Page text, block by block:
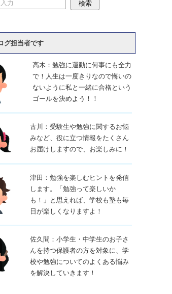
グ担当者です
高木：勉強に運動に何事にも全力
で！人生は一度きりなので悔いの
ないように私と一緒に合格という
ゴールを決めよう！！
古川：受験生や勉強に関するお悩
みなど、役に立つ情報をたくさん
お届けしますので、お楽しみに！
津田：勉強を楽しむヒントを発信
します。「勉強って楽しいか
も！」と思えれば、学校も塾も毎
日が楽しくなりますよ！
佐久間：小学生・中学生のお子さ
んを持つ保護者の方を対象に、学
校や勉強についてのよくある悩み
を解決していきます！